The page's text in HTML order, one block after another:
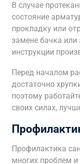
В случае
состояние
прокладку или
замене бачка
инструкции
Перед началом
достаточно
поэтому
своих силах,
Профилактика
многих проблем